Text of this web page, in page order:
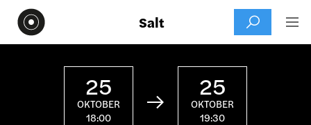
Salt  
25
OKTOBER
18:00

25
OKTOBER
19:30